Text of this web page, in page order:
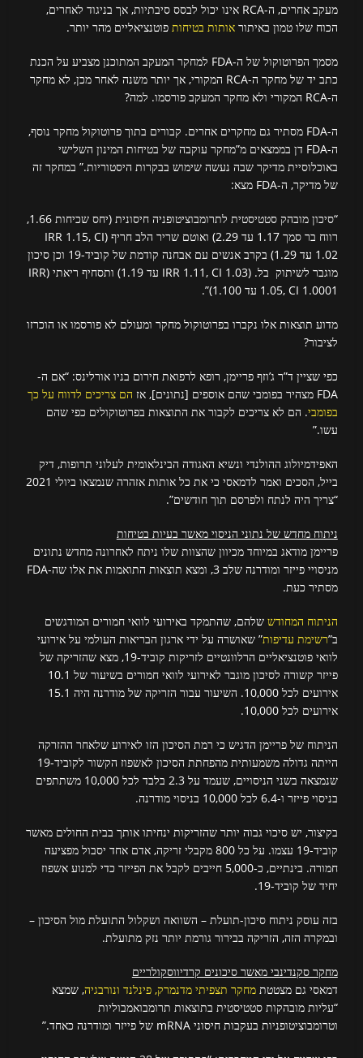
מעקב אחרים, ה-RCA אינו יכול לבסס סיבתיות, אך בניגוד לאחרים,
הכוח שלו טמון באיתוראותות בטיחות פוטנציאליים מהר יותר.
מסמך הפרוטוקול של ה-FDA למחקר המעקב המתוכנן מצביע על הכנת
כתב יד של מחקר ה-RCA המקורי, אך יותר משנה לאחר מכן, לא מחקר
ה-RCA המקורי ולא מחקר המעקב פורסמו. למה?
ה-FDA מסתיר גם מחקרים אחרים. קבורים בתוך פרוטוקול מחקר נוסף,
ה-FDA דן בממצאים מ”מחקר עוקבה של בטיחות המינון השלישי
באוכלוסיית מדיקר שבה נעשה שימוש בבקרות היסטוריות.” במחקר זה
של מדיקר, ה-FDA מצא:
“סיכון מובהק סטטיסטית לתרומבוציטופניה חיסונית (יחס שכיחות 1.66,
רווח בר סמך 1.17 עד 2.29) ואוטם שריר הלב חריף (IRR 1.15, CI
1.02 עד 1.29) בקרב אנשים עם אבחנה קודמת של קוביד-19 וכן סיכון
מוגבר לשיתוק בל. (IRR 1.11, CI 1.03 עד 1.19) ותסחיף ריאתי (IRR
1.05, CI 1.0001 עד 1.100)”.
מדוע תוצאות אלו נקברו בפרוטוקול מחקר ומעולם לא פורסמו או הוכרזו
לציבור?
כפי שציין ד”ר ג’וזף פריימן, רופא לרפואת חירום בניו אורלינס: “אם ה-
FDA מצהיר בפומבי שהם אוספים [נתונים], אז
הם צריכים לדווח על כך
בפומבי. הם לא צריכים לקבור את התוצאות בפרוטוקולים כפי שהם
עשו.”
האפידמיולוג ההולנדי ונשיא האגודה הבינלאומית לעלוני תרופות, דיק
בייל, הסכים ואמר לדמאסי כי את כל אותות אזהרה שנמצאו ביולי 2021
“צריך היה לנתח ולפרסם תוך חודשים”.
ניתוח מחדש של נתוני הניסוי מאשר בעיות בטיחות
פריימן מודאג במיוחד מכיוון שהצוות שלו ניתח לאחרונה מחדש נתונים
מניסויי פייזר ומודרנה שלב 3, ומצא תוצאות התואמות את אלו שה-FDA
מסתיר כעת.
הניתוח המחודש שלהם, שהתמקד באירועי לוואי חמורים המודגשים
ב”רשימת עדיפות” שאושרה על ידי ארגון הבריאות העולמי על אירועי
לוואי פוטנציאליים הרלוונטיים לזריקות קוביד-19, מצא שהזריקה של
פייזר קשורה לסיכון מוגבר לאירועי לוואי חמורים בשיעור של 10.1
אירועים לכל 10,000. השיעור עבור הזריקה של מודרנה היה 15.1
אירועים לכל 10,000.
הניתוח של פריימן הדגיש כי רמת הסיכון הזו לאירוע שלאחר ההזרקה
הייתה גדולה משמעותית מהפחתת הסיכון לאשפוז הקשור לקוביד-19
שנמצאה בשני הניסויים, שעמד על 2.3 בלבד לכל 10,000 משתתפים
בניסוי פייזר ו-6.4 לכל 10,000 בניסוי מודרנה.
בקיצור, יש סיכוי גבוה יותר שהזריקות ינחיתו אותך בבית החולים מאשר
קוביד-19 עצמו. על כל 800 מקבלי זריקה, אדם אחד יסבול מפציעה
חמורה. בינתיים, כ-5,000 חייבים לקבל את הפייזר כדי למנוע אשפוז
יחיד של קוביד-19.
בזה עוסק ניתוח סיכון-תועלת – השוואה ושקלול התועלת מול הסיכון –
ובמקרה הזה, הזריקה בבירור גורמת יותר נזק מתועלת.
מחקר סקנדינבי מאשר סיכונים קרדיווסקולריים
דמאסי גם מצטטתמחקר תצפיתי מדנמרק, פינלנד ונורבגיה, שמצא
“עליות מובהקות סטטיסטית בתוצאות תרומבואמבוליות
וטרומבוציטופניות בעקבות חיסוני mRNA של פייזר ומודרנה כאחד.”